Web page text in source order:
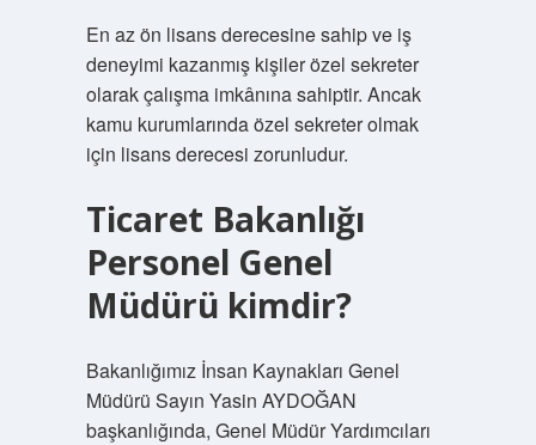
En az ön lisans derecesine sahip ve iş
deneyimi kazanmış kişiler özel sekreter
olarak çalışma imkânına sahiptir. Ancak
kamu kurumlarında özel sekreter olmak
için lisans derecesi zorunludur.
Ticaret Bakanlığı
Personel Genel
Müdürü kimdir?
Bakanlığımız İnsan Kaynakları Genel
Müdürü Sayın Yasin AYDOĞAN
başkanlığında, Genel Müdür Yardımcıları